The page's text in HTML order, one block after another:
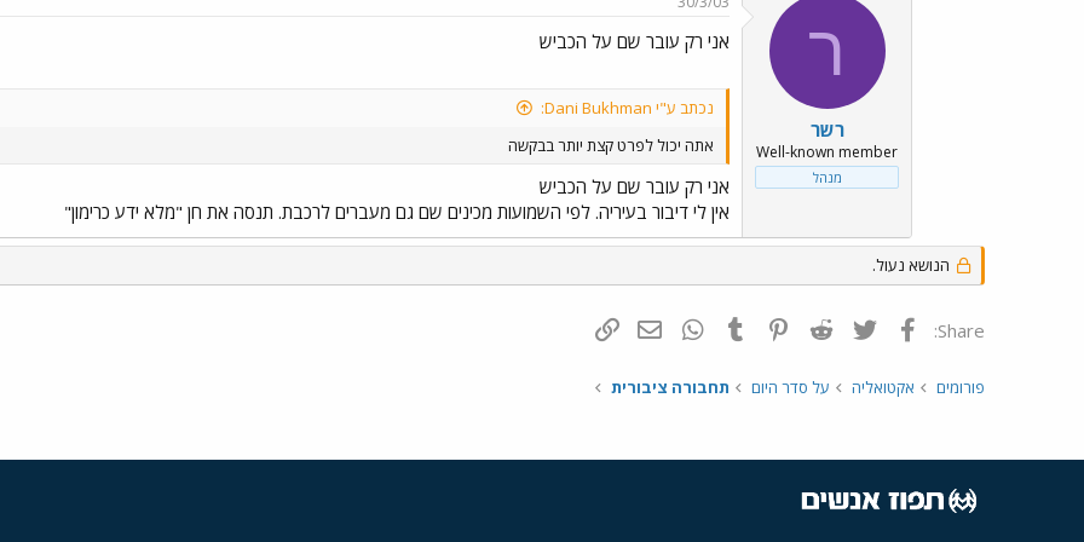
ר
רשר
Well-known member
מנהל
אני רק עובר שם על הכביש
נכתב ע"י Dani Bukhman:
אתה יכול לפרט קצת יותר בבקשה
אני רק עובר שם על הכביש
אין לי דיבור בעיריה. לפי השמועות מכינים שם גם מעברים לרכבת. תנסה את חן "מלא ידע כרימון"
הנושא נעול.
Share: פייסבוק Twitter
Reddit
Pinterest
Tumblr
WhatsAppדואר אלקטרוני
פורומים אקטואליה על סדר היום תחבורה ציבורית